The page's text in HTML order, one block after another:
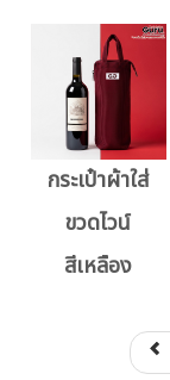
กระเป๋าผ้าใส่
ขวดไวน์
สีเหลือง